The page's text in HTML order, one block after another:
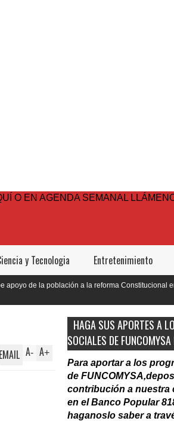
O EN AGENDA SEMANAL
y Tecnologia Entretenimiento
reforma Constitucional en mas de un 90
A+
A-
EMAIL
HAGA SUS APORTES A
SOCIALES DE
Para aportar a los
de
contribución a nuestra
en el Banco Popular
haganoslo saber a